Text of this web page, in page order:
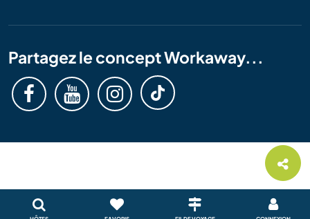
Partagez le concept Workaway...